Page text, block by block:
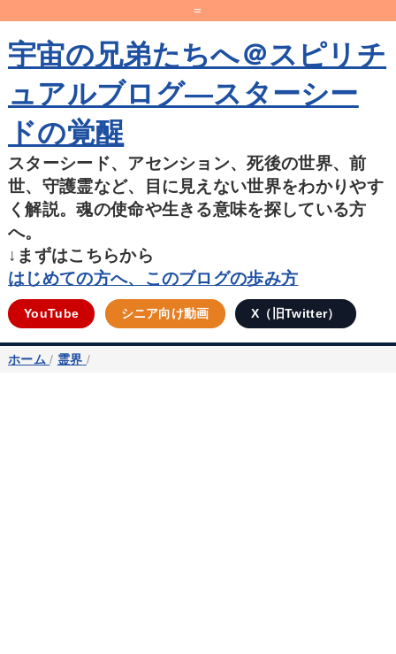
=
宇宙の兄弟たちへ＠スピリチ
ュアルブログ―スターシー
ドの覚醒
スターシード、アセンション、死後の世界、前
世、守護霊など、目に見えない世界をわかりやす
く解説。魂の使命や生きる意味を探している方
へ。
↓まずはこちらから
はじめての方へ、このブログの歩み方
YouTube シニア向け動画 X（旧Twitter）
ホーム / 霊界 /